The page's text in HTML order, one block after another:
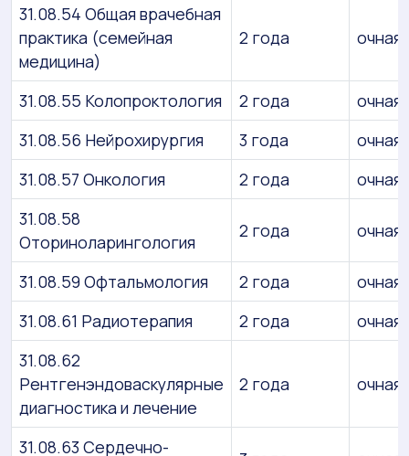
31.08.54 Общая врачебная
практика (семейная
медицина)
2 года очная
31.08.55 Колопроктология 2 года
очная
31.08.56 Нейрохирургия
3 года
очная
31.08.57 Онкология
2 года
очная
31.08.58
Оториноларингология
2 года очная
31.08.59 Офтальмология 2 года
очная
31.08.61 Радиотерапия
2 года
очная
31.08.62
Рентгенэндоваскулярные
диагностика и лечение
2 года очная
31.08.63 Сердечно-